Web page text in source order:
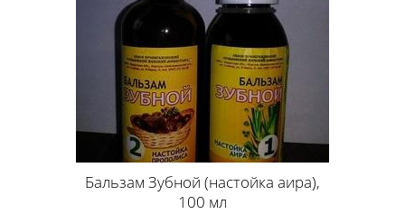
Бальзам Зубной (настойка аира),
100 мл